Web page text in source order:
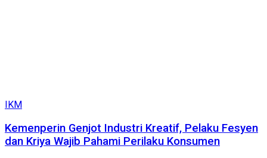
IKM
Kemenperin Genjot Industri Kreatif, Pelaku Fesyen
dan Kriya Wajib Pahami Perilaku Konsumen